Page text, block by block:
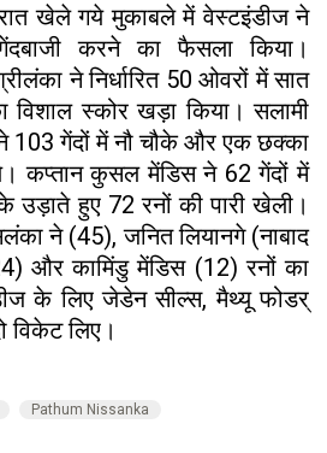
खेले गये मुकाबले में वेस्टइंडीज ने
करने का फैसला किया।
ने निर्धारित 50 ओवरों में सात
विशाल स्कोर खड़ा किया। सलामी
103 गेंदों में नौ चौके और एक छक्का
कप्तान कुसल मेंडिस ने 62 गेंदों में
हुए 72 रनों की पारी खेली।
ने (45), जनित लियानगे (नाबाद
और कामिंडु मेंडिस (12) रनों का
के लिए जेडेन सील्स, मैथ्यू फोडर्
विकेट लिए।
Pathum Nissanka